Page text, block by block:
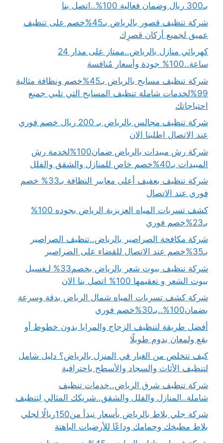
بـ300 ريال وضمان فعالية 100%..اتصل بنا
شركة تنظيف قصور بالرياض بـ45%خصم على تنظيف
عميق لجميع أركان قصرِك
كهربائي منازل بالرياض..ممتاز على مدار 24
ساعة..100% جودة وأسعار مُنافسة
شركة تنظيف مسابح بالرياض بـ45%خصم ونظافة مثالية
99%لخدمات شاملة تنظيف المسابح التي تلبي جميع
احتياجاتك
شركة تنظيف مجالس بالرياض بـ 200 ريال خصم فوري
عند الاتصال اطلبنا الان
شركة رش مبيدات بالرياض ضمان100%لخدمة رش
المبيدات بـ40%خصم خاص للمنازل والشقق والفلل
شركة تنظيف بعفيف أعلى معايير النظافة بـ33% خصم
فوري عند الاتصال
كشف تسربات المياه العزيزية الرياض بجوده 100%
بـ23%خصم فوري
شركة مكافحة الصراصير بالرياض..تنظيف الصراصير
بـ35%خصم عند الاتصال للقضاء على الصراصير
شركة تنظيف بيوت شعر بالرياض بخصم33% لـغسيل
بيوت الشعر و تعقيمها 100% اتصل بنا الان
شركة كشف تسربات المياه شمال الرياض بدقة وسرعة
بضمان100%..بـ30%خصم فوري
أفضل طريقة لتنظيف الزجاج والمرايا بدون خطوط أو
بقع ولمعان يدوم طويلًا
كيف تتخلص من الغبار في المنزل بالرياض؟ دليل شامل
لتنظيف الأثاث والسجاد والأسطح باحترافية
شركة تنظيف شرق الرياض..خدمات تنظيف
شاملة..المنازل والفلل والشقق..شريكك المثالي لِتنظيف
شركة جلي بلاط بالرياض بأسعار تبدأ من150ريالًا لجلي
بلاط مطبخك وحمامك وداعًا للأرضيات الباهتة